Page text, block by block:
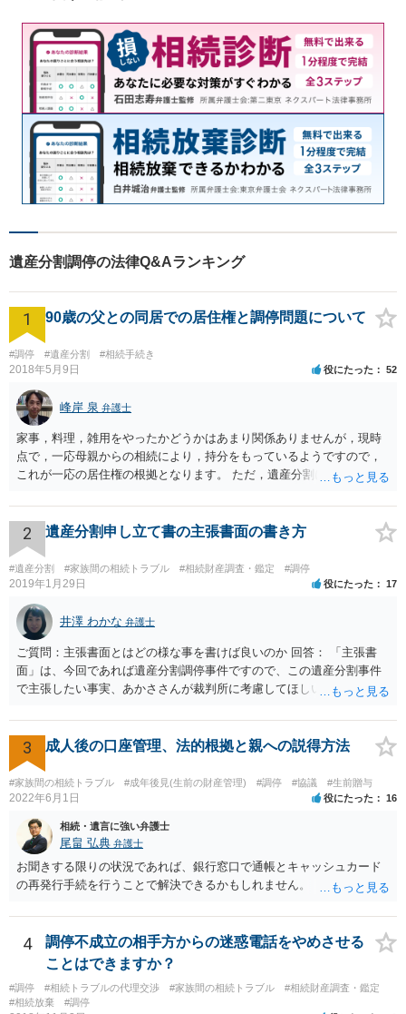
遺産分割調停の法律Q&Aランキング
1 90歳の父との同居での居住権と調停問題について
#調停 #遺産分割 #相続手続き
2018年5月9日 役にたった 52
峰岸 泉 弁護士
家事，料理，雑用をやったかどうかはあまり関係ありませんが，現時
点で，一応母親からの相続により，持分をもっているようですので，
これが一応の居住権の根拠となります。 ただ，遺産分割により，母の
2 遺産分割申し立て書の主張書面の書き方
#遺産分割 #家族間の相続トラブル #相続財産調査・鑑定 #調停
2019年1月29日 役にたった 17
井澤 わかな 弁護士
ご質問：主張書面とはどの様な事を書けば良いのか 回答： 「主張書
面」は、今回であれば遺産分割調停事件ですので、この遺産分割事件
で主張したい事実、あかささんが裁判所に考慮してほしいと思う、亡
ります。 もし、主張したい事実や考慮してほしい事情に関連して
資料を持っているようであれば、主張書面とは別で提出できます。も
し、お姉さんに見られたくないような資料がある場合、「非開示の希
望に関する申出書」と共に提出することも考えられます。 ご質問：書
いた方が良い事と書かない方が良い事 回答： お姉さんが申立書の「申
立ての趣旨」のところに書いている遺産の分け方に対して意見があれ
ば、まずそれを書くとよいです。 次に「申立ての理由」のところに、
なぜ調停を申し立てたのか(例えば、あかささんと話合いが出来ない／
決裂した、など)や亡くなった方・あかささん・お姉さん間の事情やい
きさつなどが書かれていると思うので、あかささんから見てそれは違
分けるかを決めるについてあかささんが重要だと考える事情があれば
(例えば、○○のときにお姉さんは亡くなった方からお金を援助してもら
産分割に関係ない(と思われる)いきさつを沢山盛り込むことだと考えま
3 成人後の口座管理、法的根拠と親への説得方法
#家族間の相続トラブル #成年後見(生前の財産管理) #調停 #協議 #生前贈与
2022年6月1日 役にたった 16
相続・遺言に強い弁護士
尾畠 弘典 弁護士
お聞きする限りの状況であれば、銀行窓口で通帳とキャッシュカード
の再発行手続を行うことで解決できるかもしれません。
4
調停不成立の相手方からの迷惑電話をやめさせる
ことはできますか？
#調停 #相続トラブルの代理交渉 #家族間の相続トラブル
#相続財産調査・鑑定
#相続放棄
#調停